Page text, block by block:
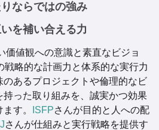
ならではの強み
を補い合える力
価値観への意識と素直なビジョ
戦略的な計画力と体系的な実行力
のあるプロジェクトや倫理的なビ
持った取り組みを、誠実かつ効果
す。
ISFPさんが目的と人への配
さんが仕組みと実行戦略を提供す